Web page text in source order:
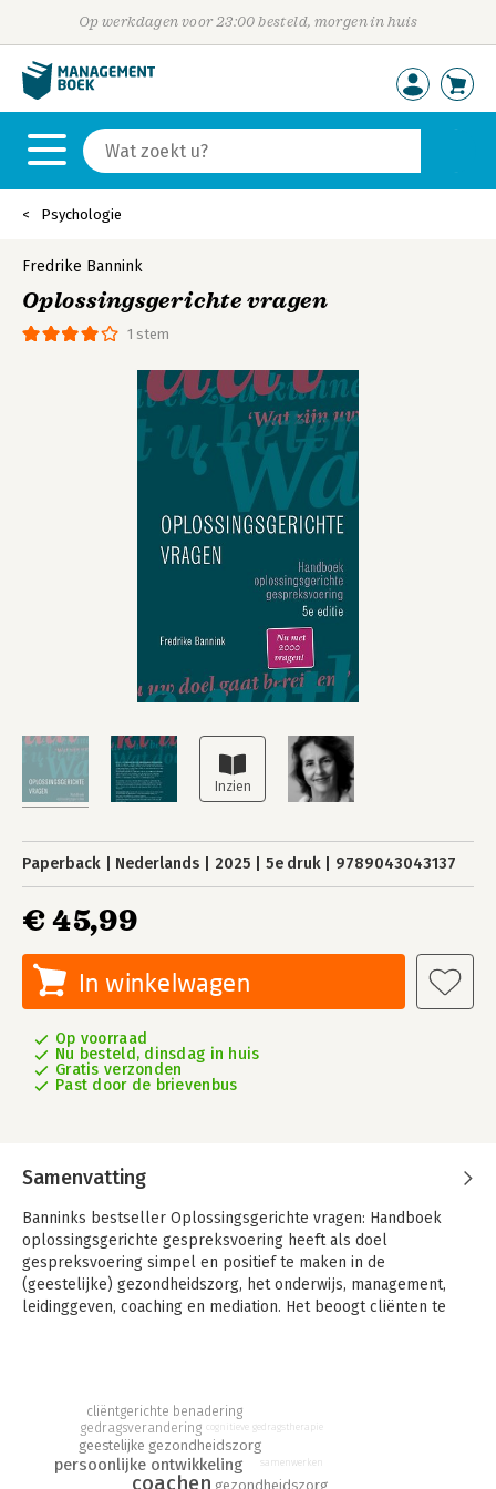
Op werkdagen voor 23:00 besteld, morgen in huis
Psychologie
1 stem
Fredrike Bannink
Oplossingsgerichte vragen
Paperback Nederlands 2025 5e druk 9789043043137
€ 45,99
In winkelwagen
Op voorraad
Nu besteld, dinsdag in huis
Gratis verzonden
Past door de brievenbus
Samenvatting
Banninks bestseller Oplossingsgerichte vragen: Handboek
oplossingsgerichte gespreksvoering heeft als doel
gespreksvoering simpel en positief te maken in de
(geestelijke) gezondheidszorg, het onderwijs, management,
leidinggeven, coaching en mediation. Het beoogt cliënten te
Cliënten worden uitgenodigd anders te denken, hun gewenste
toekomst te beschrijven, positieve verschillen op te merken
en vooruitgang te boeken. Dit wordt gemakkelijk gemaakt door
het stellen van oplossingsgerichte vragen: de kern van
coachen
persoonlijke ontwikkeling
geestelijke gezondheidszorg
gezondheidszorg
gedragsverandering
cliëntgerichte benadering
cognitieve gedragstherapie
samenwerken